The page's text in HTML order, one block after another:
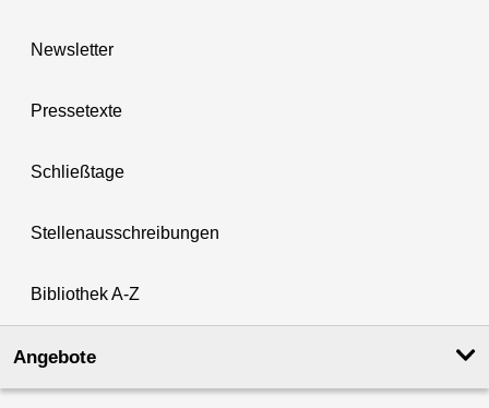
Newsletter
Pressetexte
Schließtage
Stellenausschreibungen
Bibliothek A-Z
Angebote